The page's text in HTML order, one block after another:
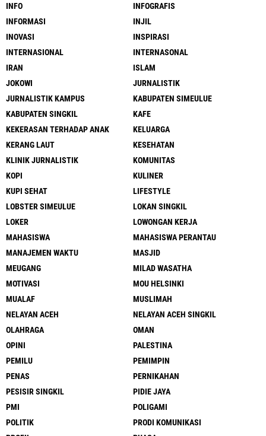
INFO
INFOGRAFIS
INFORMASI
INJIL
INOVASI
INSPIRASI
INTERNASIONAL
INTERNASONAL
IRAN
ISLAM
JOKOWI
JURNALISTIK
JURNALISTIK KAMPUS
KABUPATEN SIMEULUE
KABUPATEN SINGKIL
KAFE
KEKERASAN TERHADAP ANAK
KELUARGA
KERANG LAUT
KESEHATAN
KLINIK JURNALISTIK
KOMUNITAS
KOPI
KULINER
KUPI SEHAT
LIFESTYLE
LOBSTER SIMEULUE
LOKAN SINGKIL
LOKER
LOWONGAN KERJA
MAHASISWA
MAHASISWA PERANTAU
MANAJEMEN WAKTU
MASJID
MEUGANG
MILAD WASATHA
MOTIVASI
MOU HELSINKI
MUALAF
MUSLIMAH
NELAYAN ACEH
NELAYAN ACEH SINGKIL
OLAHRAGA
OMAN
OPINI
PALESTINA
PEMILU
PEMIMPIN
PENAS
PERNIKAHAN
PESISIR SINGKIL
PIDIE JAYA
PMI
POLIGAMI
POLITIK
PRODI KOMUNIKASI